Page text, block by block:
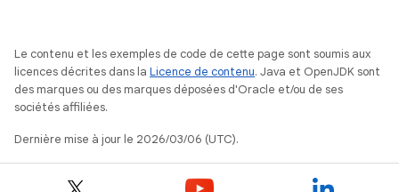
Le contenu et les exemples de code de cette page sont soumis aux
licences décrites dans la Licence de contenu. Java et OpenJDK sont
des marques ou des marques déposées d'Oracle et/ou de ses
sociétés affiliées.
Dernière mise à jour le 2026/03/06 (UTC).